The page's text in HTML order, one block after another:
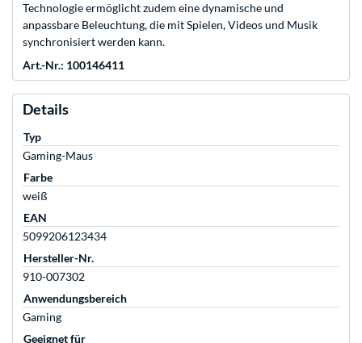
Technologie ermöglicht zudem eine dynamische und
anpassbare Beleuchtung, die mit Spielen, Videos und Musik
synchronisiert werden kann.
Art.-Nr.: 100146411
Details
Typ
Gaming-Maus
Farbe
weiß
EAN
5099206123434
Hersteller-Nr.
910-007302
Anwendungsbereich
Gaming
Geeignet für